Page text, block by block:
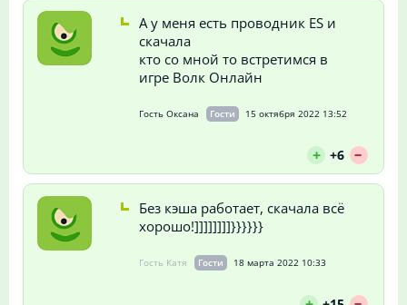
А у меня есть проводник ES и
скачала
кто со мной то встретимся в
игре Волк Онлайн
Гость Оксана Гости 15 октября 2022 13:52
+ +6 --
Без кэша работает, скачала всё
хорошо!]]]]]]]]}}}}}}
Гость Катя Гости 18 марта 2022 10:33